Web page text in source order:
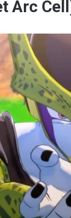
Arc